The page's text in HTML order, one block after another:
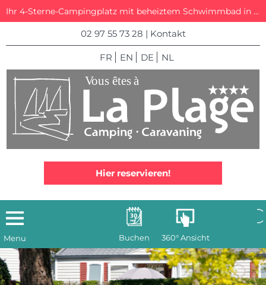
Ihr 4-Sterne-Campingplatz mit beheiztem Schwimmbad in La Trinité-sur-Mer
02 97 55 73 28 | Kontakt
FR EN DE NL
Buchen 360° Ansicht
Hier reservieren!
Menu